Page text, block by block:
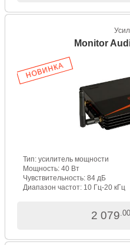
Monitor
НОВИНКА
Тип: усилитель мощности
Мощность: 40 Вт
Чувствительность: 84 дБ
Диапазон частот: 10 Гц-20 кГц
2 079 .00